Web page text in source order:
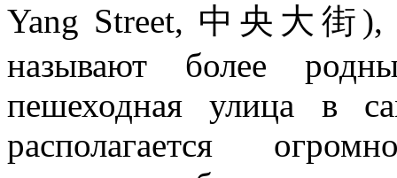
Yang Street, 中央大街),
называют более
пешеходная улица в
располагается